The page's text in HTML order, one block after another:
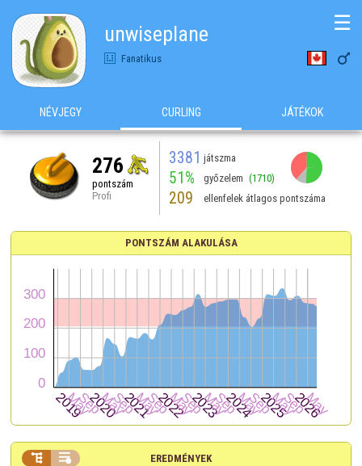
unwiseplane
Fanatikus 
☰
NÉVJEGY CURLING JÁTÉKOK
276
pontszám
Profi
3381 játszma
51% győzelem (1710)
209 ellenfelek átlagos pontszáma
PONTSZÁM ALAKULÁSA
EREDMÉNYEK
 